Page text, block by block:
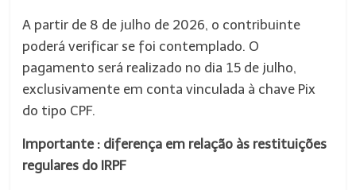
A partir de 8 de julho de 2026, o contribuinte
poderá verificar se foi contemplado. O
pagamento será realizado no dia 15 de julho,
exclusivamente em conta vinculada à chave Pix
do tipo CPF.
Importante : diferença em relação às restituições
regulares do IRPF